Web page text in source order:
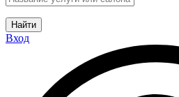
Найти
Вход